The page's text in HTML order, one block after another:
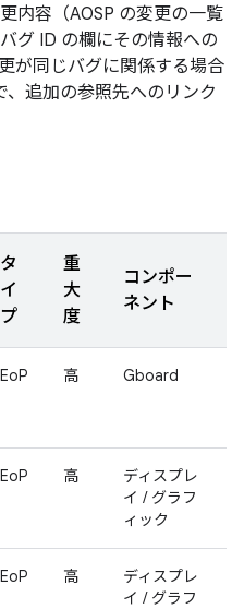
内容（AOSP の変更の一覧
グ ID の欄にその情報への
が同じバグに関係する場合
追加の参照先へのリンク
タ
イ
プ
重
大
度
コンポー
ネント
EoP 高 Gboard
EoP 高
ディスプレ
イ / グラフ
ィック
EoP 高
ディスプレ
イ / グラフ